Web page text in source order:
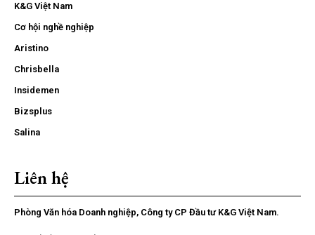
K&G Việt Nam
Cơ hội nghề nghiệp
Aristino
Chrisbella
Insidemen
Bizsplus
Salina
Liên hệ
Phòng Văn hóa Doanh nghiệp, Công ty CP Đầu tư K&G Việt Nam.